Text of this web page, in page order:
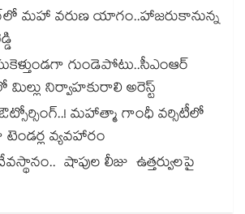
మహా వరుణ యాగం..హాజరుకానున్న
గుండెపోటు..సీఎంఆర్
నిర్వాహకురాలి అరెస్ట్
మహాత్మా గాంధీ వర్సిటీలో
వ్యవహారం
షాపుల లీజు ఉత్తర్వులపై